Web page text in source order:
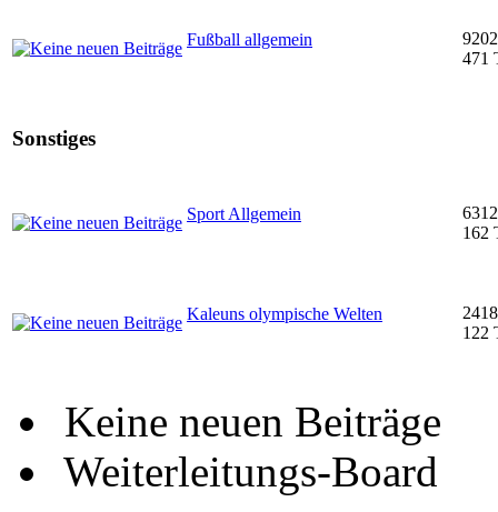
Fußball allgemein
471
Sonstiges
Sport Allgemein
162
Kaleuns olympische Welten
122
Keine neuen Beiträge
Weiterleitungs-Board